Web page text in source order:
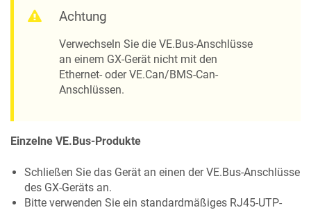
Achtung
Verwechseln Sie die VE.Bus-Anschlüsse
an einem GX-Gerät nicht mit den
Ethernet- oder VE.Can/BMS-Can-
Anschlüssen.
Einzelne VE.Bus-Produkte
Schließen Sie das Gerät an einen der VE.Bus-Anschlüsse
des GX-Geräts an.
Bitte verwenden Sie ein standardmäßiges RJ45-UTP-